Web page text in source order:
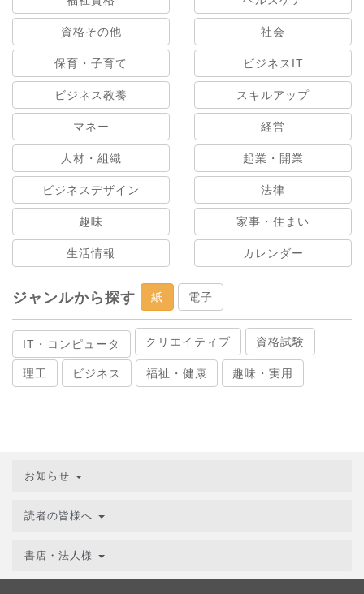
資格その他 社会
保育・子育て ビジネスIT
ビジネス教養 スキルアップ
マネー 経営
人材・組織 起業・開業
ビジネスデザイン 法律
趣味 家事・住まい
生活情報 カレンダー
ジャンルから探す 紙 電子
IT・コンピュータ クリエイティブ 資格試験
理工 ビジネス 福祉・健康 趣味・実用
お知らせ
読者の皆様へ
書店・法人様